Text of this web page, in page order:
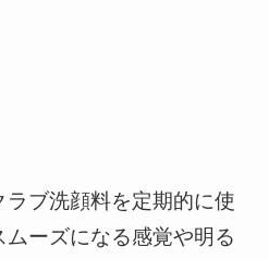
を定期的に使
ーズになる感覚や明る